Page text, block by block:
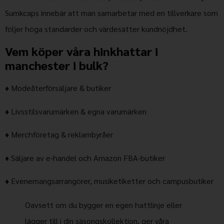
Sumkcaps innebär att man samarbetar med en tillverkare som
följer höga standarder och värdesätter kundnöjdhet.
Vem köper våra hinkhattar i
manchester i bulk?
♦ Modeåterförsäljare & butiker
♦ Livsstilsvarumärken & egna varumärken
♦ Merchföretag & reklambyråer
♦ Säljare av e-handel och Amazon FBA-butiker
♦ Evenemangsarrangörer, musiketiketter och campusbutiker
Oavsett om du bygger en egen hattlinje eller
lägger till i din säsongskollektion, ger våra